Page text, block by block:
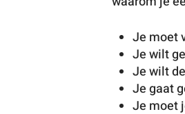
Je moet
Je wilt
Je wilt
Je gaat
Je moet